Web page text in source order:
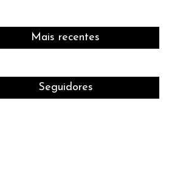
Mais recentes
Seguidores